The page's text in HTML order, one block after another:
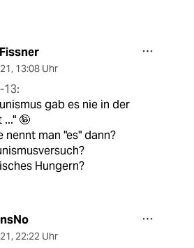
, 13:08 Uhr
13:
gab es nie in der
..." 🤪
nennt man "es" dann?
Hungern?
, 22:22 Uhr